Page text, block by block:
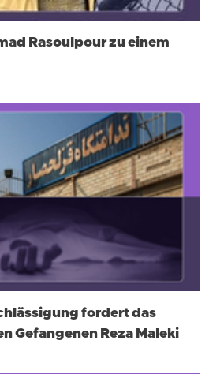
Rasoulpour zu einem
fordert das
Gefangenen Reza Maleki